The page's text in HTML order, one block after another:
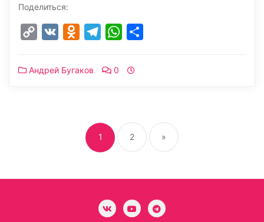
Поделиться:
Copy
VK Odnoklassniki
TelegramWhatsApp
Андрей Бугаков 0
записей
1 2 »